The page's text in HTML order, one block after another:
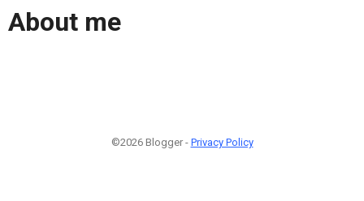
About me
©2026 Blogger - Privacy Policy